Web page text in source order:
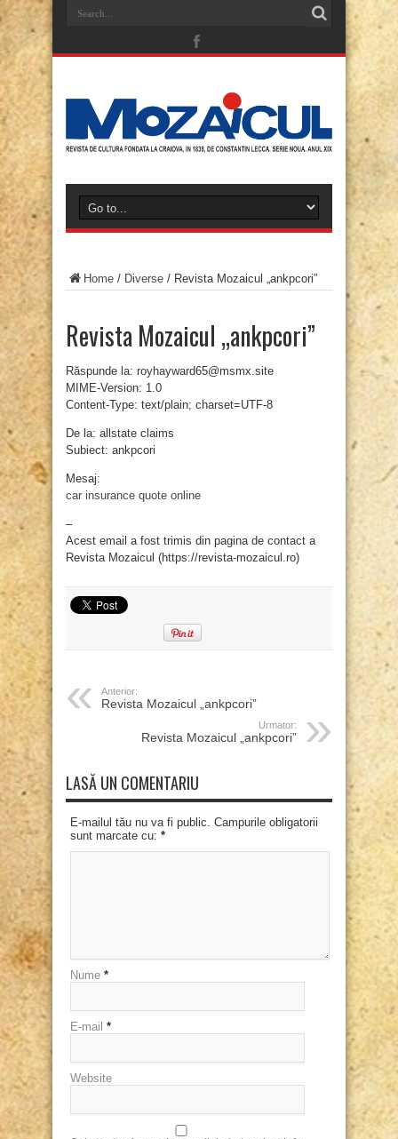
Home / Diverse / Revista Mozaicul „ankpcori”
Revista Mozaicul „ankpcori”
Răspunde la: royhayward65@msmx.site
MIME-Version: 1.0
Content-Type: text/plain; charset=UTF-8
De la: allstate claims
Subiect: ankpcori
Mesaj:
car insurance quote online
–
Acest email a fost trimis din pagina de contact a
Revista Mozaicul (https://revista-mozaicul.ro)
Anterior:
Revista Mozaicul „ankpcori”
Urmator:
Revista Mozaicul „ankpcori”
LASĂ UN COMENTARIU
E-mailul tău nu va fi public. Campurile obligatorii
sunt marcate cu: *
Nume *
E-mail *
Website